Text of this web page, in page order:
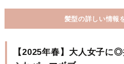
髪型の詳しい情報
【2025年春】大人女子に